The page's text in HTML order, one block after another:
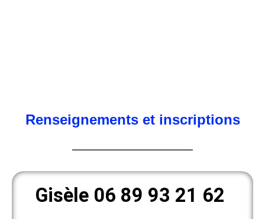
Renseignements et inscriptions
Gisèle 06 89 93 21 62